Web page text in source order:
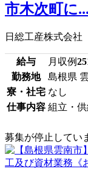
市木次町に...
日総工産株式会社
給与 月収例
勤務地
島根県
寮・社宅 なし
仕事内容 組立・
募集が停止してい